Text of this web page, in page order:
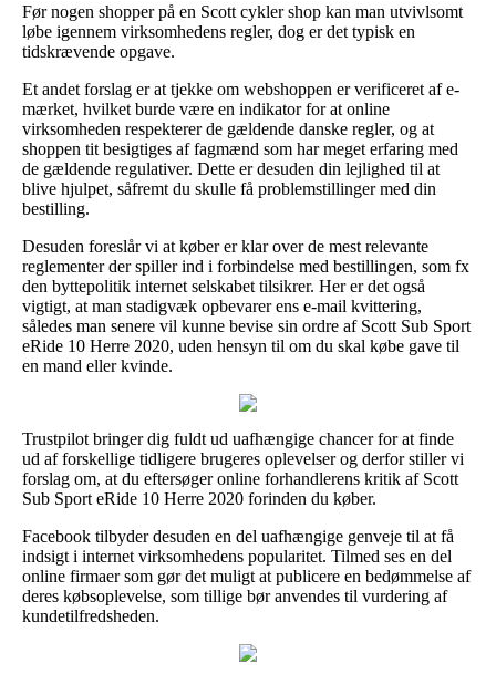
Før nogen shopper på en Scott cykler shop kan man utvivlsomt
løbe igennem virksomhedens regler, dog er det typisk en
tidskrævende opgave.
Et andet forslag er at tjekke om webshoppen er verificeret af e-
mærket, hvilket burde være en indikator for at online
virksomheden respekterer de gældende danske regler, og at
shoppen tit besigtiges af fagmænd som har meget erfaring med
de gældende regulativer. Dette er desuden din lejlighed til at
blive hjulpet, såfremt du skulle få problemstillinger med din
bestilling.
Desuden foreslår vi at køber er klar over de mest relevante
reglementer der spiller ind i forbindelse med bestillingen, som fx
den byttepolitik internet selskabet tilsikrer. Her er det også
vigtigt, at man stadigvæk opbevarer ens e-mail kvittering,
således man senere vil kunne bevise sin ordre af Scott Sub Sport
eRide 10 Herre 2020, uden hensyn til om du skal købe gave til
en mand eller kvinde.
Trustpilot bringer dig fuldt ud uafhængige chancer for at finde
ud af forskellige tidligere brugeres oplevelser og derfor stiller vi
forslag om, at du eftersøger online forhandlerens kritik af Scott
Sub Sport eRide 10 Herre 2020 forinden du køber.
Facebook tilbyder desuden en del uafhængige genveje til at få
indsigt i internet virksomhedens popularitet. Tilmed ses en del
online firmaer som gør det muligt at publicere en bedømmelse af
deres købsoplevelse, som tillige bør anvendes til vurdering af
kundetilfredsheden.